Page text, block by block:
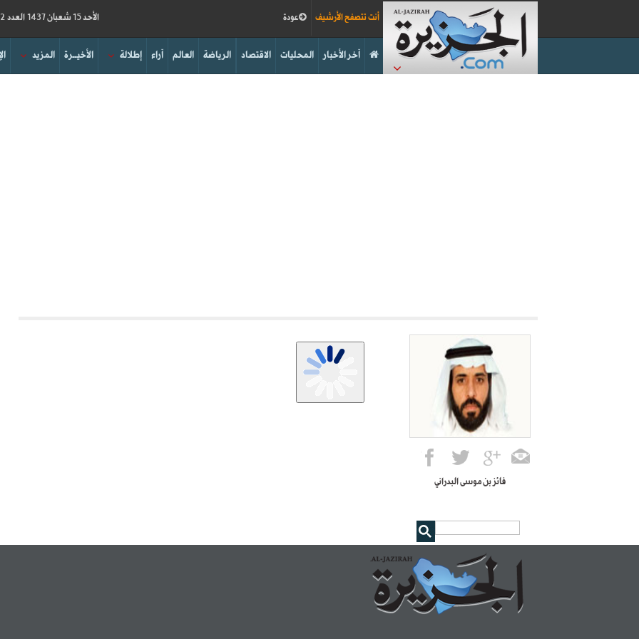
الأحد 15 شعبان 1437 العدد 15942 عودة أنت تتصفح الأرشيف
المزيد الأخيــرة إطلالة آراء العالم الرياضة الاقتصاد المحليات آخر الأخبار
فائز بن موسى البدراني